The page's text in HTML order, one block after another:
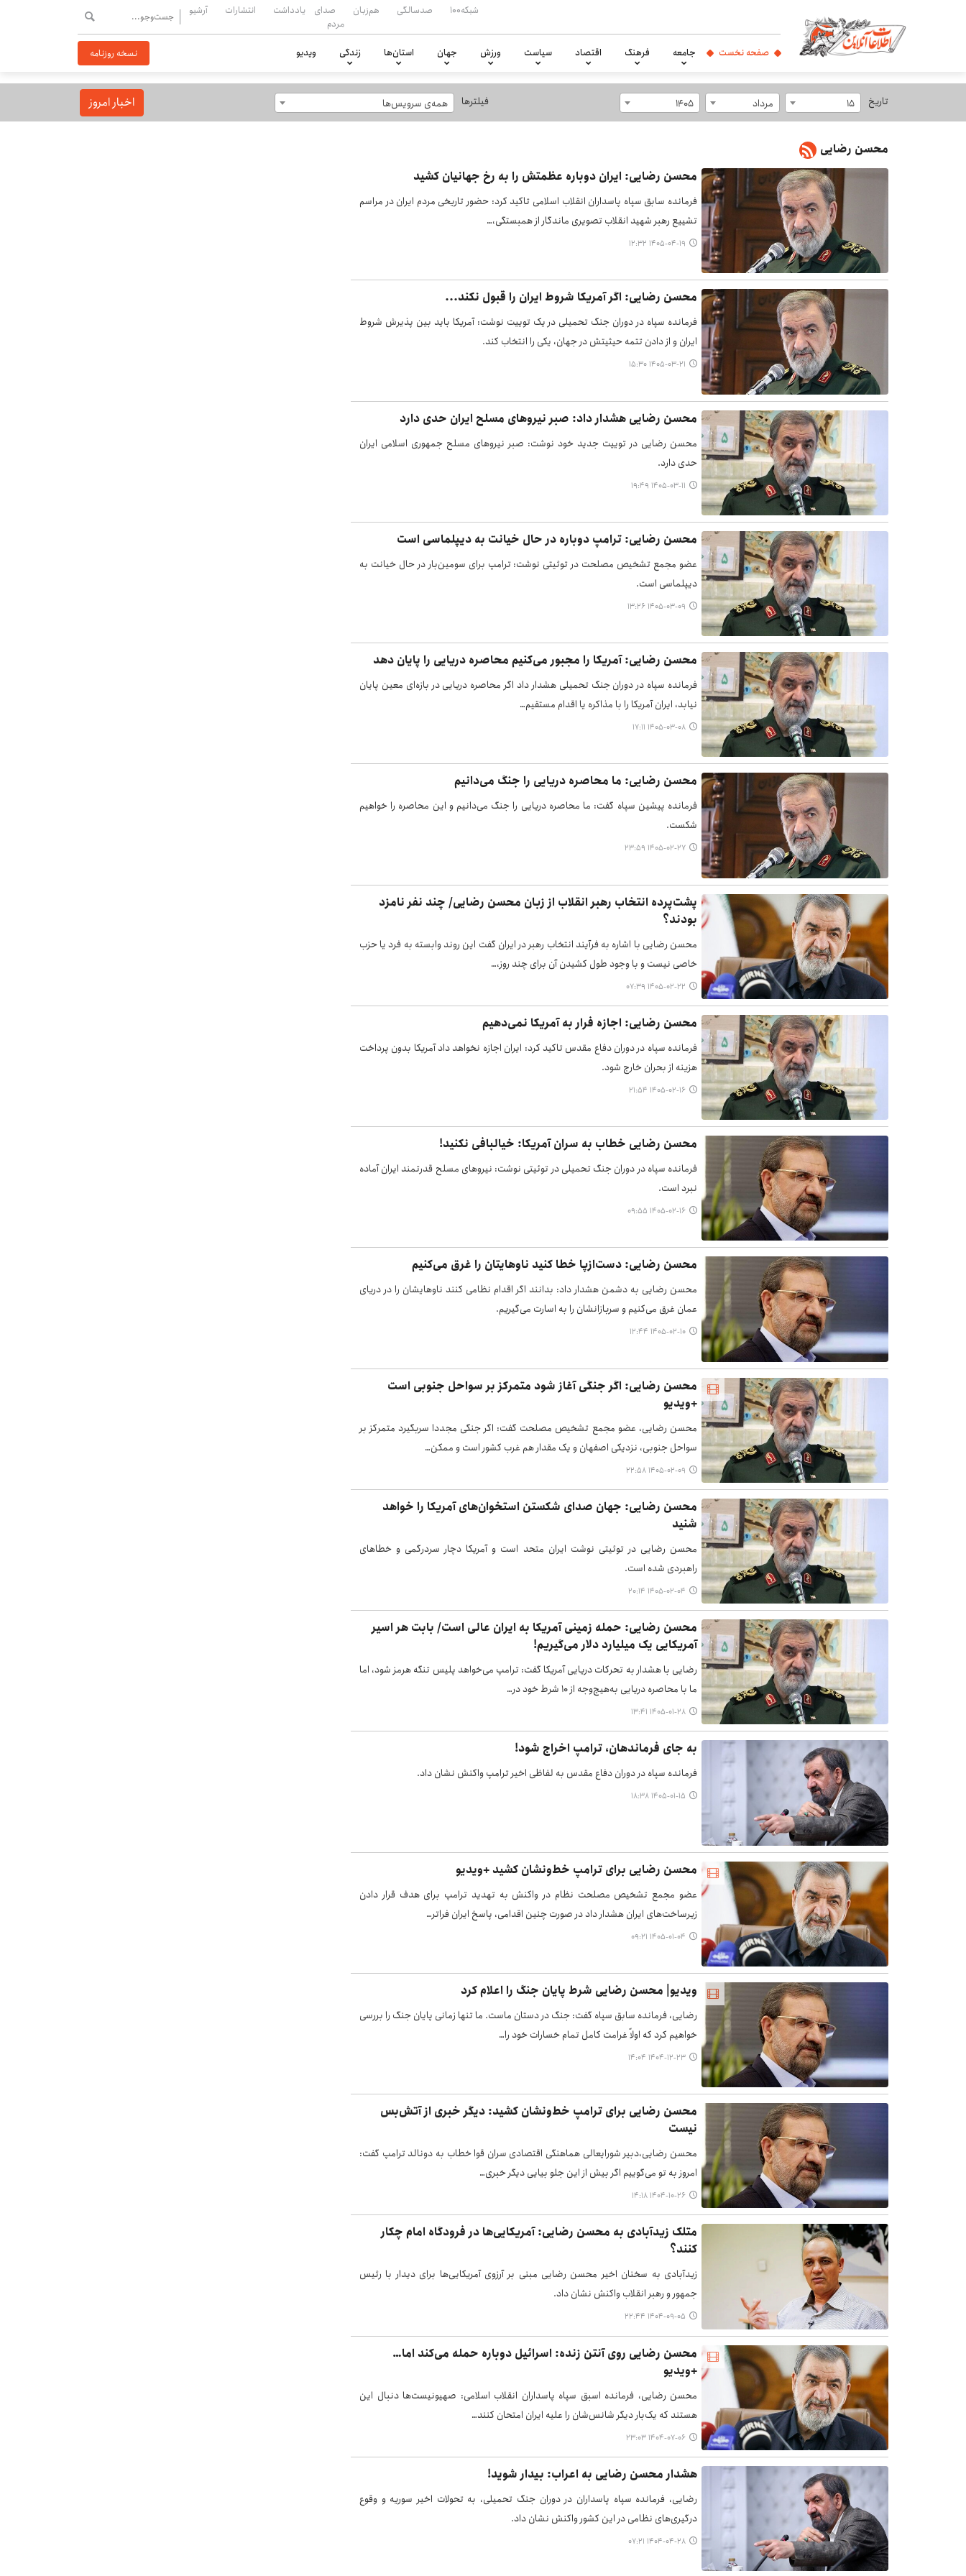
شبکه۱۰۰ صدسالگی هم‌زبان
صدای
مردم
یادداشت انتشارات آرشیو
صفحه نخست جامعه فرهنگ اقتصاد سیاست ورزش جهان استان‌ها زندگی ویدیو نسخه روزنامه
تاریخ 15 مرداد 1405 فیلترها همه‌ی سرویس‌ها اخبار امروز
محسن رضایی
محسن رضایی: ایران دوباره عظمتش را به رخ جهانیان کشید
فرمانده سابق سپاه پاسداران انقلاب اسلامی تاکید کرد: حضور تاریخی مردم ایران در مراسم
تشییع رهبر شهید انقلاب تصویری ماندگار از همبستگی،…
۱۴۰۵-۰۴-۱۹ ۱۲:۳۲
محسن رضایی: اگر آمریکا شروط ایران را قبول نکند...
فرمانده سپاه در دوران جنگ تحمیلی در یک توییت نوشت: آمریکا باید بین پذیرش شروط
ایران و از دادن تتمه حیثیتش در جهان، یکی را انتخاب کند.
۱۴۰۵-۰۳-۲۱ ۱۵:۳۰
محسن رضایی هشدار داد: ​صبر نیروهای مسلح ایران حدی دارد
محسن رضایی در توییت جدید خود نوشت: صبر نیروهای مسلح جمهوری اسلامی ایران
حدی دارد.
۱۴۰۵-۰۳-۱۱ ۱۹:۴۹
محسن رضایی: ترامپ دوباره در حال خیانت به دیپلماسی است
عضو مجمع تشخیص مصلحت در توئیتی نوشت: ترامپ برای سومین‌بار در حال خیانت به
دیپلماسی است.
۱۴۰۵-۰۳-۰۹ ۱۳:۲۶
محسن رضایی: آمریکا را مجبور می‌کنیم محاصره دریایی را پایان دهد
فرمانده سپاه در دوران جنگ تحمیلی هشدار داد اگر محاصره دریایی در بازه‌ای معین پایان
نیابد، ایران آمریکا را با مذاکره یا اقدام مستقیم…
۱۴۰۵-۰۳-۰۸ ۱۷:۱۱
محسن رضایی: ما محاصره دریایی را جنگ می‌دانیم
فرمانده پیشین سپاه گفت: ما محاصره دریایی را جنگ می‌دانیم و این محاصره را خواهیم
شکست.
۱۴۰۵-۰۲-۲۷ ۲۳:۵۹
پشت‌پرده انتخاب رهبر انقلاب از زبان محسن رضایی/ چند نفر نامزد
بودند؟
محسن رضایی با اشاره به فرآیند انتخاب رهبر در ایران گفت این روند وابسته به فرد یا حزب
خاصی نیست و با وجود طول کشیدن آن برای چند روز،…
۱۴۰۵-۰۲-۲۲ ۰۷:۳۹
محسن رضایی: اجازه فرار به آمریکا نمی‌دهیم
فرمانده سپاه در دوران دفاع مقدس تاکید کرد: ایران اجازه نخواهد داد آمریکا بدون پرداخت
هزینه از بحران خارج شود.
۱۴۰۵-۰۲-۱۶ ۲۱:۵۴
محسن رضایی خطاب به سران آمریکا: خیالبافی نکنید!
فرمانده سپاه در دوران جنگ تحمیلی در توئیتی نوشت: نیروهای مسلح قدرتمند ایران آماده
نبرد است.
۱۴۰۵-۰۲-۱۶ ۰۹:۵۵
محسن رضایی: دست‌از‌پا خطا کنید ناوهایتان را غرق می‌کنیم
محسن رضایی به دشمن هشدار داد: بدانند اگر اقدام نظامی کنند ناوهایشان را در دریای
عمان غرق می‌کنیم و سربازانشان را به اسارت می‌گیریم.
۱۴۰۵-۰۲-۱۰ ۱۲:۴۴
محسن رضایی: اگر جنگی آغاز شود متمرکز بر سواحل جنوبی است
+ویدیو
محسن رضایی، عضو مجمع تشخیص مصلحت گفت: اگر جنگی مجددا سربگیرد متمرکز بر
سواحل جنوبی، نزدیکی اصفهان و یک مقدار هم غرب کشور است و ممکن…
۱۴۰۵-۰۲-۰۹ ۲۲:۵۸
محسن رضایی: جهان صدای شکستن استخوان‌های آمریکا را خواهد
شنید
محسن رضایی در توئیتی نوشت ایران متحد است و آمریکا دچار سردرگمی و خطاهای
راهبردی شده است.
۱۴۰۵-۰۲-۰۴ ۲۰:۱۴
محسن رضایی: حمله زمینی آمریکا به ایران عالی است/ بابت هر اسیر
آمریکایی یک میلیارد دلار می‌گیریم!
رضایی با هشدار به تحرکات دریایی آمریکا گفت: ترامپ می‌خواهد پلیس تنگه هرمز شود، اما
ما با محاصره دریایی به‌هیچ‌وجه از ۱۰ شرط خود در…
۱۴۰۵-۰۱-۲۸ ۱۳:۴۱
به جای فرماندهان، ترامپ اخراج شود!
فرمانده سپاه در دوران دفاع مقدس به لفاظی اخیر ترامپ واکنش نشان داد.
۱۴۰۵-۰۱-۱۵ ۱۸:۳۸
محسن رضایی برای ترامپ خط‌ونشان کشید +ویدیو
عضو مجمع تشخیص مصلحت نظام در واکنش به تهدید ترامپ برای هدف قرار دادن
زیرساخت‌های ایران هشدار داد در صورت چنین اقدامی، پاسخ ایران فراتر…
۱۴۰۵-۰۱-۰۴ ۰۹:۲۱
ویدیو| محسن رضایی شرط پایان جنگ را اعلام کرد
رضایی، فرمانده سابق سپاه گفت: جنگ در دستان ماست. ما تنها زمانی پایان جنگ را بررسی
خواهیم کرد که اولاً غرامت کامل تمام خسارات خود را…
۱۴۰۴-۱۲-۲۳ ۱۴:۰۴
محسن رضایی برای ترامپ خط‌ونشان کشید: دیگر خبری از آتش‌بس
نیست
محسن رضایی،دبیر شورایعالی هماهنگی اقتصادی سران قوا خطاب به دونالد ترامپ گفت:
امروز به تو می‌گوییم اگر بیش از این جلو بیایی دیگر خبری…
۱۴۰۴-۱۰-۲۶ ۱۴:۱۸
متلک زیدآبادی به محسن رضایی: آمریکایی‌ها در فرودگاه امام چکار
کنند؟
زیدآبادی به سخنان اخیر محسن رضایی مبنی بر آرزوی آمریکایی‌ها برای دیدار با رئیس
جمهور و رهبر انقلاب واکنش نشان داد.
۱۴۰۴-۰۹-۰۵ ۲۲:۴۴
محسن رضایی روی آنتن زنده: اسرائیل دوباره حمله می‌کند اما…
+ویدیو
محسن رضایی، فرمانده اسبق سپاه پاسداران انقلاب اسلامی: صهیونیست‌ها دنبال این
هستند که یک‌بار دیگر شانس‌شان را علیه ایران امتحان کنند…
۱۴۰۴-۰۷-۰۶ ۲۳:۰۳
هشدار محسن رضایی به اعراب: بیدار شوید!
رضایی، فرمانده سپاه پاسداران در دوران جنگ تحمیلی، به تحولات اخیر سوریه و وقوع
درگیری‌های نظامی در این کشور واکنش نشان داد.
۱۴۰۴-۰۴-۲۸ ۰۷:۲۱